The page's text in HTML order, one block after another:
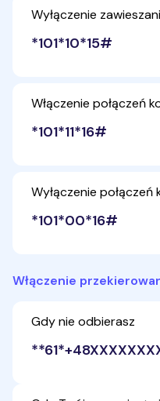
Wyłączenie
*101*10*15#
Włączenie połączeń
*101*11*16#
Wyłączenie
*101*00*16#
Włączenie
Gdy nie odbierasz